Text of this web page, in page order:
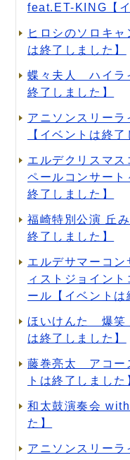
feat.ET-KING【
ヒロシのソロキ
は終了しました】
蝶々夫人 ハイラ
終了しました】
アニソンスリー
【イベントは終了
エルデクリスマ
ペールコンサート
終了しました】
福崎特別公演 丘
終了しました】
エルデサマーコ
ィストジョイン
ール【イベントは
ほいけんた 爆笑
は終了しました】
藤巻亮太 アコー
トは終了しました
和太鼓演奏会
た】
アニソンスリー